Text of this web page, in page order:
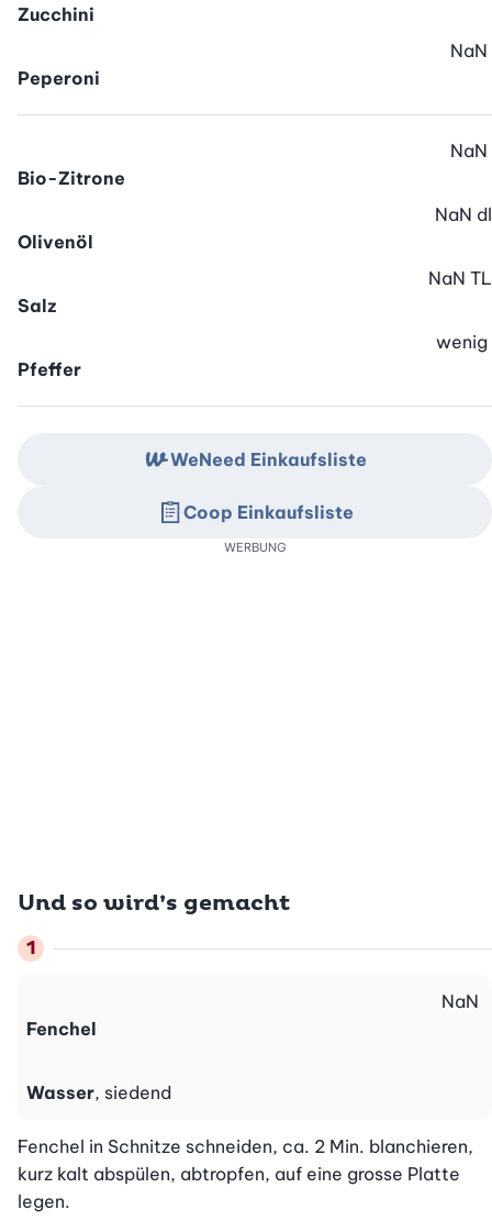
Zucchini
Peperoni
NaN
Bio-Zitrone
NaN
Olivenöl
NaN dl
Salz
NaN TL
Pfeffer
wenig
Und so wird’s gemacht
Fenchel
NaN
Wasser, siedend
Fenchel in Schnitze schneiden, ca. 2 Min. blanchieren,
kurz kalt abspülen, abtropfen, auf eine grosse Platte
legen.
WeNeed Einkaufsliste
Coop Einkaufsliste
WERBUNG